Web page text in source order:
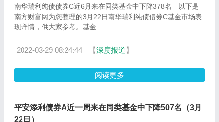
南华瑞利纯债债券C近6月来在同类基金中下降378名，以下是
南方财富网为您整理的3月22日南华瑞利纯债债券C基金市场表
现详情，供大家参考。基金
2022-03-29 08:24:44 【深度报道】
阅读更多
平安添利债券A近一周来在同类基金中下降507名（3月
22日）